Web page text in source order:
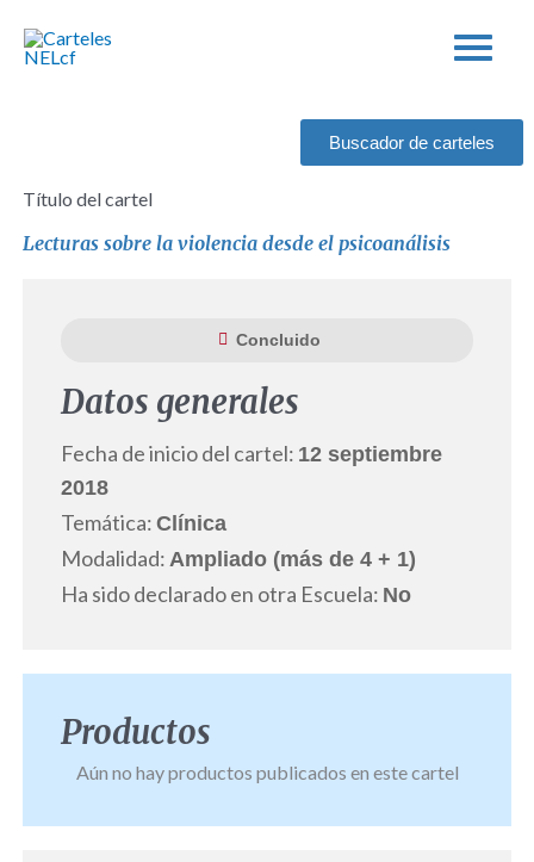
Buscador de carteles
Título del cartel
Lecturas sobre la violencia desde el psicoanálisis
Concluido
Datos generales
Fecha de inicio del cartel: 12 septiembre
2018
Temática: Clínica
Modalidad: Ampliado (más de 4 + 1)
Ha sido declarado en otra Escuela: No
Productos
Aún no hay productos publicados en este cartel